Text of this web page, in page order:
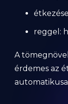
reggel:
A
érdemes az